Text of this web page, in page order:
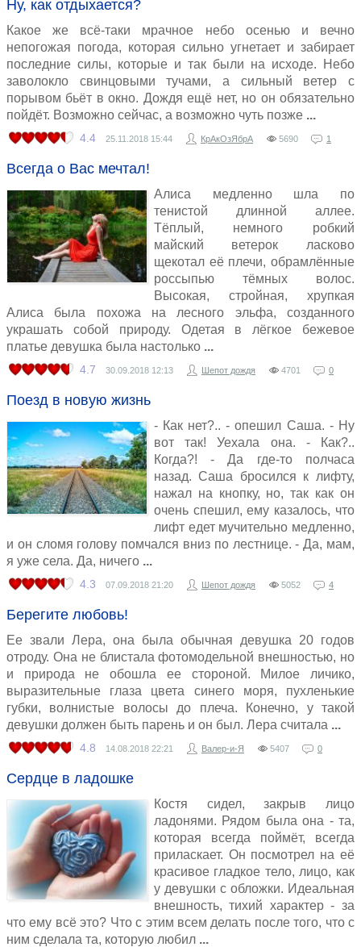
Ну, как отдыхается?
Какое же всё-таки мрачное небо осенью и вечно
непогожая погода, которая сильно угнетает и забирает
последние силы, которые и так были на исходе. Небо
заволокло свинцовыми тучами, а сильный ветер с
порывом бьёт в окно. Дождя ещё нет, но он обязательно
пойдёт. Возможно сейчас, а возможно чуть позже
4.4 25.11.2018 15:44 КрАкОзЯбрА 5690 1
Всегда о Вас мечтал!
Алиса медленно шла по
тенистой длинной аллее.
Тёплый, немного робкий
майский ветерок ласково
щекотал её плечи, обрамлённые
россыпью тёмных волос.
Высокая, стройная, хрупкая
Алиса была похожа на лесного эльфа, созданного
украшать собой природу. Одетая в лёгкое бежевое
платье девушка была настолько
4.7 30.09.2018 12:13 Шепот дождя 4701 0
Поезд в новую жизнь
- Как нет?.. - опешил Саша. - Ну
вот так! Уехала она. - Как?..
Когда?! - Да где-то полчаса
назад. Саша бросился к лифту,
нажал на кнопку, но, так как он
очень спешил, ему казалось, что
лифт едет мучительно медленно,
и он сломя голову помчался вниз по лестнице. - Да, мам,
я уже села. Да, ничего
4.3 07.09.2018 21:20 Шепот дождя 5052 4
Берегите любовь!
Ее звали Лера, она была обычная девушка 20 годов
отроду. Она не блистала фотомодельной внешностью, но
и природа не обошла ее стороной. Милое личико,
выразительные глаза цвета синего моря, пухленькие
губки, волнистые волосы до плеча. Конечно, у такой
девушки должен быть парень и он был. Лера считала
4.8 14.08.2018 22:21 Валер-и-Я 5407 0
Сердце в ладошке
Костя сидел, закрыв лицо
ладонями. Рядом была она - та,
которая всегда поймёт, всегда
приласкает. Он посмотрел на её
красивое гладкое тело, лицо, как
у девушки с обложки. Идеальная
внешность, тихий характер - за
что ему всё это? Что с этим всем делать после того, что с
ним сделала та, которую любил